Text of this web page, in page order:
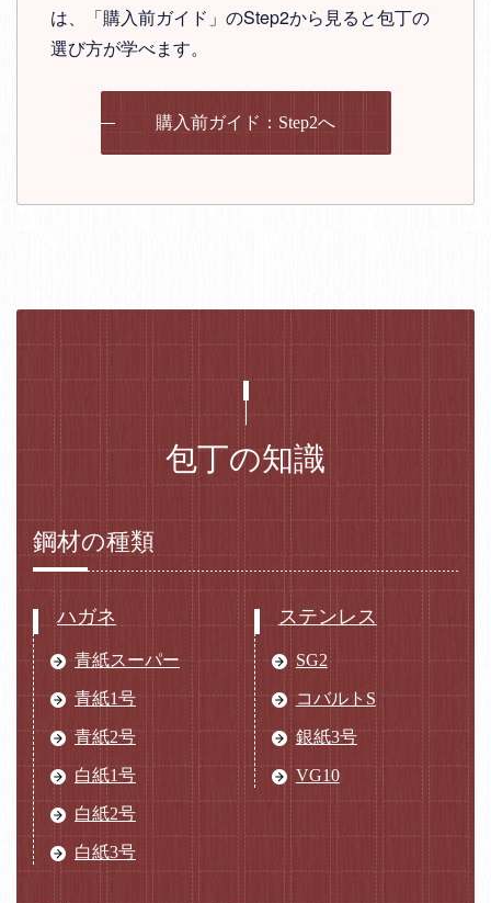
は、「購入前ガイド」のStep2から見ると包丁の
選び方が学べます。
購入前ガイド：Step2へ
包丁の知識
鋼材の種類
ハガネ
青紙スーパー
青紙1号
青紙2号
白紙1号
白紙2号
白紙3号
ステンレス
SG2
コバルトS
銀紙3号
VG10